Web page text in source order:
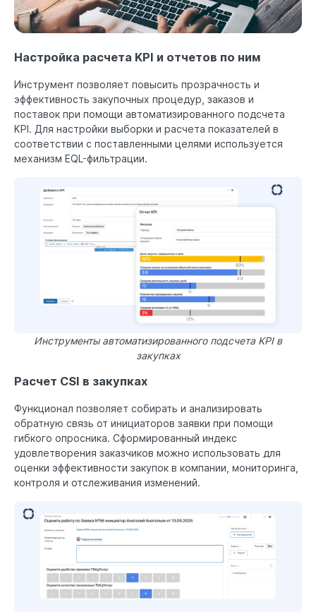
Настройка расчета KPI и отчетов по ним
Инструмент позволяет повысить прозрачность и
эффективность закупочных процедур, заказов и
поставок при помощи автоматизированного подсчета
KPI. Для настройки выборки и расчета показателей в
соответствии с поставленными целями используется
механизм EQL-фильтрации.
Инструменты автоматизированного подсчета KPI в
закупках
Расчет CSI в закупках
Функционал позволяет собирать и анализировать
обратную связь от инициаторов заявки при помощи
гибкого опросника. Сформированный индекс
удовлетворения заказчиков можно использовать для
оценки эффективности закупок в компании, мониторинга,
контроля и отслеживания изменений.